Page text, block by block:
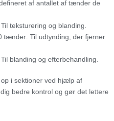
af antallet af tænder de
teksturering og blanding.
tænder: Til udtynding, der fjerner
blanding og efterbehandling.
i sektioner ved hjælp af
bedre kontrol og gør det lettere